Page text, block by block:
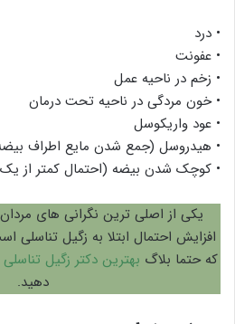
• درد
• عفونت
• زخم در ناحیه عمل
• خون مردگی در ناحیه تحت درمان
• عود واریکوسل
• هیدروسل (جمع شدن مایع اطراف
• کوچک شدن بیضه (احتمال کمتر از
یکی از اصلی ترین نگرانی های
افزایش احتمال ابتلا به زگیل
که حتما بلاگ بهترین دکتر زگیل تناسلی
دهید.